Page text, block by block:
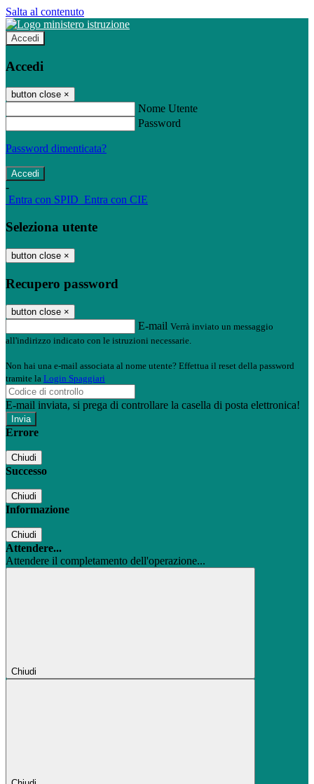
Salta al contenuto
Accedi
Accedi
button close ×
Nome Utente
Password
Password dimenticata?
-
Entra con SPID Entra con CIE
Seleziona utente
button close ×
Recupero password
button close ×
E-mail Verrà inviato un messaggio
all'indirizzo indicato con le istruzioni necessarie.
Non hai una e-mail associata al nome utente? Effettua il reset della password
tramite la Login Spaggiari
E-mail inviata, si prega di controllare la casella di posta elettronica!
Errore
Chiudi
Successo
Chiudi
Informazione
Chiudi
Attendere...
Attendere il completamento dell'operazione...
Chiudi